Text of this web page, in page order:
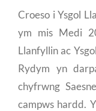
Croeso i Ysgol
ym mis Medi
Llanfyllin ac
Rydym yn
chyfrwng
campws hardd.